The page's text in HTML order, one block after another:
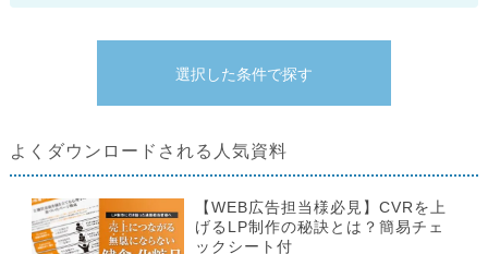
よくダウンロードされる人気資料
【WEB広告担当様必見】CVRを上
げるLP制作の秘訣とは？簡易チェ
ックシート付